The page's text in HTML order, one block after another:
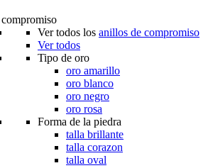
Ver todos los anillos de compromiso
Ver todos
Tipo de oro
oro amarillo
oro blanco
oro negro
oro rosa
Forma de la piedra
talla brillante
talla corazon
talla oval